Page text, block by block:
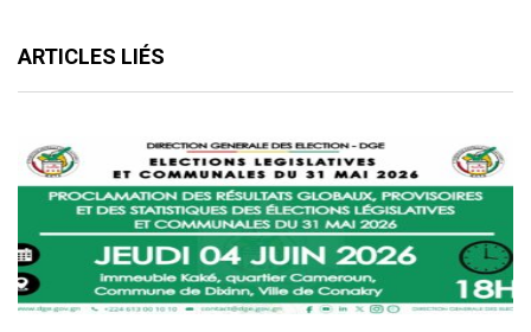
ARTICLES LIÉS